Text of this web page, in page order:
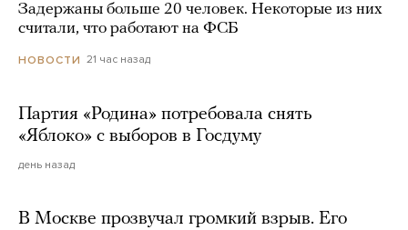
Задержаны больше 20 человек. Некоторые из них
считали, что работают на ФСБ
НОВОСТИ 21 час назад
Партия «Родина» потребовала снять
«Яблоко» с выборов в Госдуму
день назад
В Москве прозвучал громкий взрыв. Его